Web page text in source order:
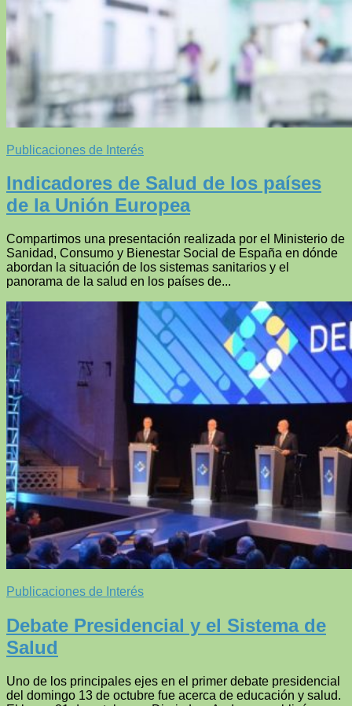
Publicaciones de Interés
Indicadores de Salud de los países
de la Unión Europea
Compartimos una presentación realizada por el Ministerio de
Sanidad, Consumo y Bienestar Social de España en dónde
abordan la situación de los sistemas sanitarios y el
panorama de la salud en los países de...
Publicaciones de Interés
Debate Presidencial y el Sistema de
Salud
Uno de los principales ejes en el primer debate presidencial
del domingo 13 de octubre fue acerca de educación y salud.